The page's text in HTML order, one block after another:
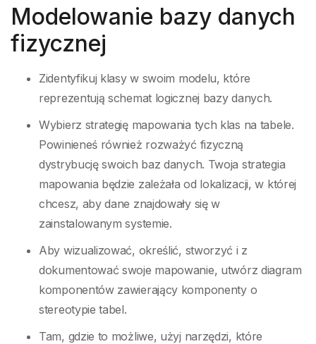
Modelowanie bazy danych
fizycznej
Zidentyfikuj klasy w swoim modelu, które
reprezentują schemat logicznej bazy danych.
Wybierz strategię mapowania tych klas na tabele.
Powinieneś również rozważyć fizyczną
dystrybucję swoich baz danych. Twoja strategia
mapowania będzie zależała od lokalizacji, w której
chcesz, aby dane znajdowały się w
zainstalowanym systemie.
Aby wizualizować, określić, stworzyć i z
dokumentować swoje mapowanie, utwórz diagram
komponentów zawierający komponenty o
stereotypie tabel.
Tam, gdzie to możliwe, użyj narzędzi, które